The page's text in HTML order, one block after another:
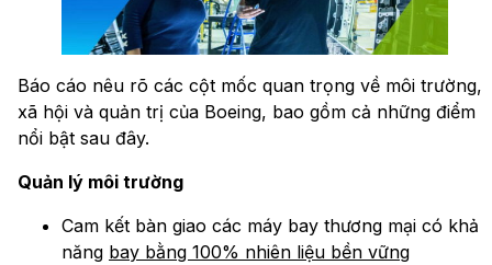
Báo cáo nêu rõ các cột mốc quan trọng về môi trường,
xã hội và quản trị của Boeing, bao gồm cả những điểm
nổi bật sau đây.
Quản lý môi trường
Cam kết bàn giao các máy bay thương mại có khả
năng bay bằng 100% nhiên liệu bền vững